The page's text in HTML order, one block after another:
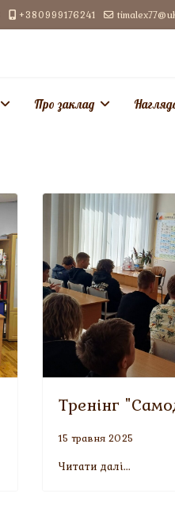
+380999176241
Про заклад
Тренінг
15 травня 2025
Читати далі...